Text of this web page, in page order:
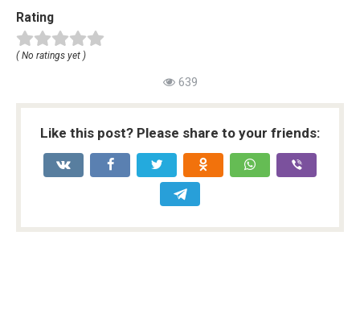
Rating
( No ratings yet )
639
Like this post? Please share to your friends: